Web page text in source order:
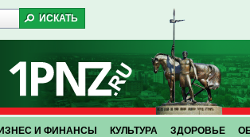
И ФИНАНСЫ КУЛЬТУРА ЗДОРОВЬЕ